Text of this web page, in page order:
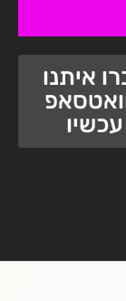
איתנו
עכשיו